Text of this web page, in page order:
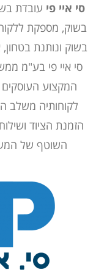
סי איי פי עובדת
בשוק, מספקת
בשוק ונותנת בטחון,
סי איי פי בע"מ
המקצוע העוסקים
לקוחותיה משלב
הזמנת הציוד
השוטף של